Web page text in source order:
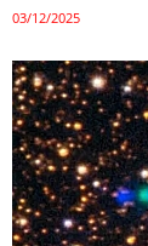
03/12/2025